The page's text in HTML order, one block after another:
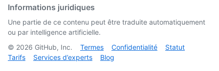
Informations juridiques
Une partie de ce contenu peut être traduite automatiquement
ou par intelligence artificielle.
© 2026 GitHub, Inc. Termes Confidentialité
Statut
Tarifs
Services d’experts Blog